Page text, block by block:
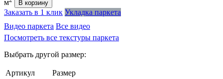
м
В корзину
Заказать в 1 клик Укладка паркета
Видео паркета Все видео
Посмотреть все текстуры паркета
Выбрать другой размер:
Артикул
Размер